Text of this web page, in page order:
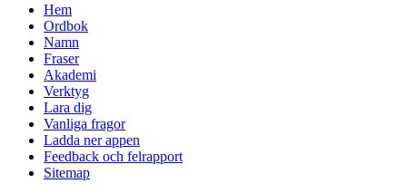
Hem
Ordbok
Namn
Fraser
Akademi
Verktyg
Lara dig
Vanliga fragor
Ladda ner appen
Feedback och felrapport
Sitemap